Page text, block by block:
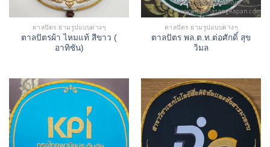
ตาลปัตร ย่ามรูปแบบต่างๆ
ตาลปัตรผ้า ไหมแท้ สีขาว (
อาทิซัน)
ตาลปัตร ย่ามรูปแบบต่างๆ
ตาลปัตร พล.ต.ท.ต่อศักดิ์ สุข
วิมล